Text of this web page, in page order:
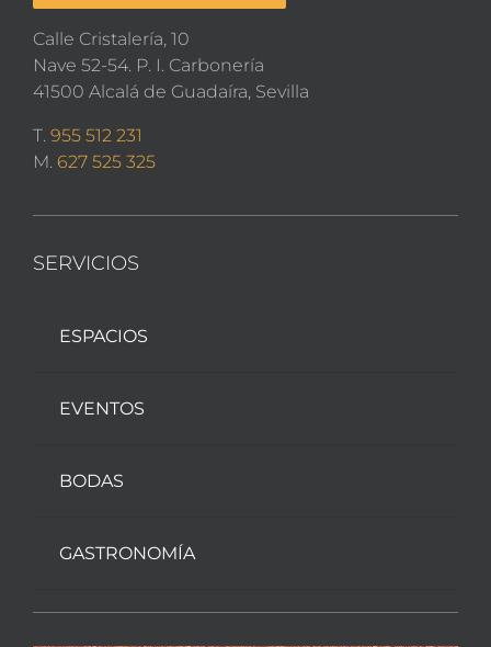
Calle Cristalería, 10
Nave 52-54. P. I. Carbonería
41500 Alcalá de Guadaíra, Sevilla
T. 955 512 231
M. 627 525 325
SERVICIOS
ESPACIOS
EVENTOS
BODAS
GASTRONOMÍA